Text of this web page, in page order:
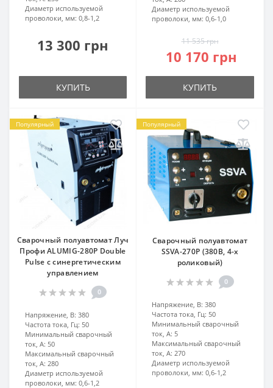
Диаметр используемой
проволоки, мм: 0,8-1,2
13 300 грн
КУПИТЬ
Диаметр используемой
проволоки, мм: 0,6-1,0
11 535 грн
10 170 грн
КУПИТЬ
Популярный
Сварочный полуавтомат Луч
Профи ALUMIG-280P Double
Pulse с синергетическим
управлением
0
Напряжение, В: 380
Частота тока, Гц: 50
Минимальный сварочный
ток, А: 50
Максимальный сварочный
ток, А: 280
Диаметр используемой
проволоки, мм: 0,6-1,2
Популярный
Сварочный полуавтомат
SSVA-270P (380В, 4-х
роликовый)
0
Напряжение, В: 380
Частота тока, Гц: 50
Минимальный сварочный
ток, А: 5
Максимальный сварочный
ток, А: 270
Диаметр используемой
проволоки, мм: 0,6-1,2